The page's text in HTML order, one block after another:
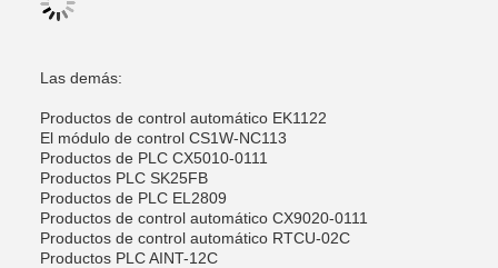
Las demás:
Productos de control automático EK1122
El módulo de control CS1W-NC113
Productos de PLC CX5010-0111
Productos PLC SK25FB
Productos de PLC EL2809
Productos de control automático CX9020-0111
Productos de control automático RTCU-02C
Productos PLC AINT-12C